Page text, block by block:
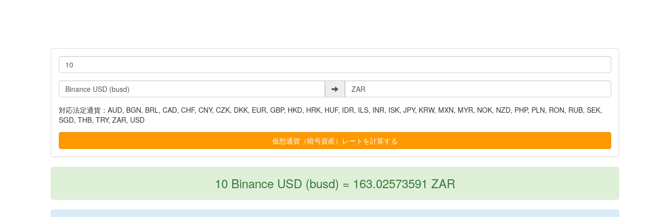
対応法定通貨：AUD, BGN, BRL, CAD, CHF, CNY, CZK, DKK, EUR, GBP, HKD, HRK, HUF, IDR, ILS, INR, ISK, JPY, KRW, MXN, MYR, NOK, NZD, PHP, PLN, RON, RUB, SEK,
SGD, THB, TRY, ZAR, USD
10 Binance USD (busd) = 163.02573591 ZAR